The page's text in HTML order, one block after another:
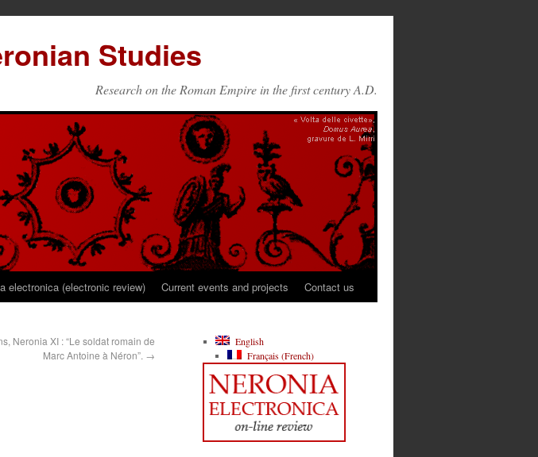
Studies
Research on the Roman Empire in the first century A.D.
electronica (electronic review) Current events and projects Contact us
Neronia XI : “Le soldat romain de
Marc Antoine à Néron”. →
English
Français(French)